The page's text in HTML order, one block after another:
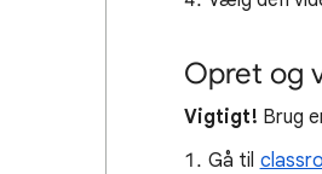
Opret og
Vigtigt! Brug
Gå til